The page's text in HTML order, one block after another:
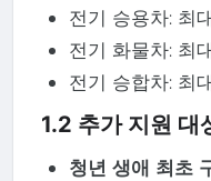
전기 승용차: 최
전기 화물차: 최
전기 승합차: 최
1.2 추가 지원 대
청년 생애 최초